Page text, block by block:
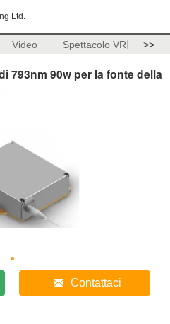
Ltd.
Video Spettacolo VR >>
793nm 90w per la fonte della
Contattaci